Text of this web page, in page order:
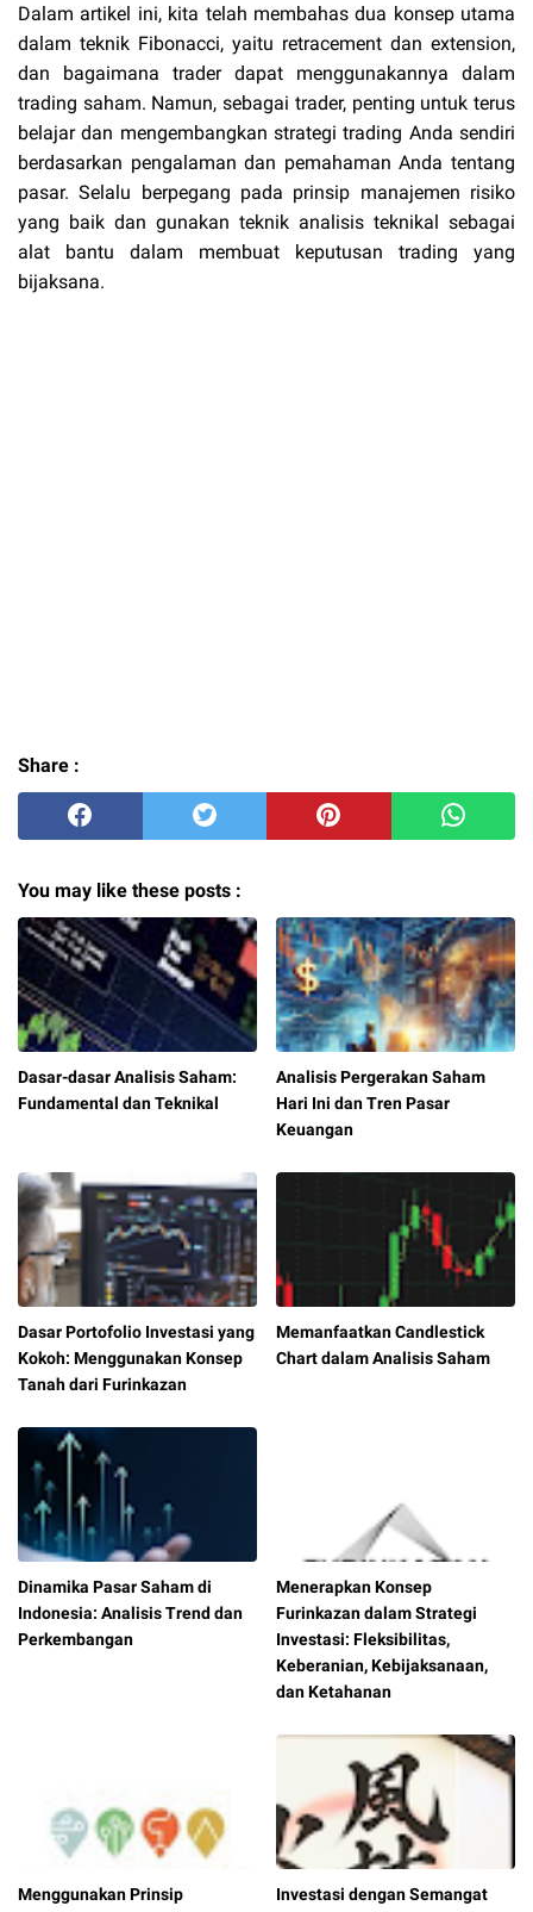
Dalam artikel ini, kita telah membahas dua konsep utama
dalam teknik Fibonacci, yaitu retracement dan extension,
dan bagaimana trader dapat menggunakannya dalam
trading saham. Namun, sebagai trader, penting untuk terus
belajar dan mengembangkan strategi trading Anda sendiri
berdasarkan pengalaman dan pemahaman Anda tentang
pasar. Selalu berpegang pada prinsip manajemen risiko
yang baik dan gunakan teknik analisis teknikal sebagai
alat bantu dalam membuat keputusan trading yang
bijaksana.
Share :
You may like these posts :
Dasar-dasar Analisis Saham:
Fundamental dan Teknikal
Analisis Pergerakan Saham
Hari Ini dan Tren Pasar
Keuangan
Dasar Portofolio Investasi yang
Kokoh: Menggunakan Konsep
Tanah dari Furinkazan
Memanfaatkan Candlestick
Chart dalam Analisis Saham
Dinamika Pasar Saham di
Indonesia: Analisis Trend dan
Perkembangan
Menerapkan Konsep
Furinkazan dalam Strategi
Investasi: Fleksibilitas,
Keberanian, Kebijaksanaan,
dan Ketahanan
Menggunakan Prinsip
Investasi dengan Semangat